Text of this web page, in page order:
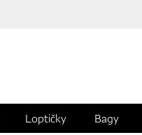
Loptičky Bagy